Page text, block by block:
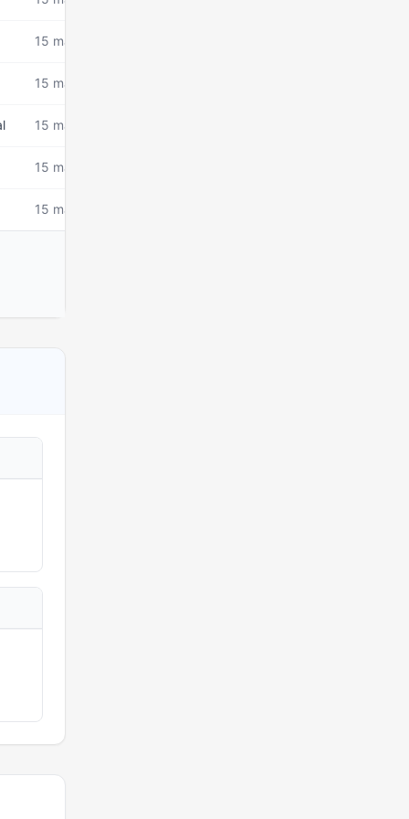
15 mars 2026
15 mars 2026
15 mars 2026
15 mars 2026
15 mars 2026